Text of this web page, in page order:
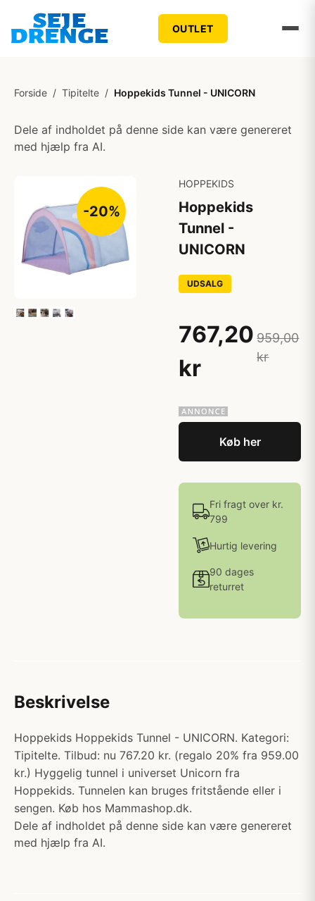
OUTLET
Forside / Tipitelte / Hoppekids Tunnel - UNICORN
Dele af indholdet på denne side kan være genereret
med hjælp fra AI.
-20%
HOPPEKIDS
Hoppekids
Tunnel -
UNICORN
UDSALG
767,20
kr
959,00
kr
Køb her
Fri fragt over kr.
799
Hurtig levering
90 dages
returret
Beskrivelse
Hoppekids Hoppekids Tunnel - UNICORN. Kategori:
Tipitelte. Tilbud: nu 767.20 kr. (regalo 20% fra 959.00
kr.) Hyggelig tunnel i universet Unicorn fra
Hoppekids. Tunnelen kan bruges fritstående eller i
sengen. Køb hos Mammashop.dk.
Dele af indholdet på denne side kan være genereret
med hjælp fra AI.